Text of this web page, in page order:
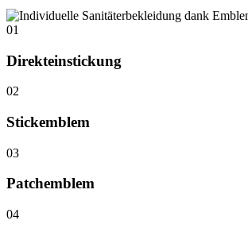
01
Direkt­einstickung
02
Stickemblem
03
Patchemblem
04